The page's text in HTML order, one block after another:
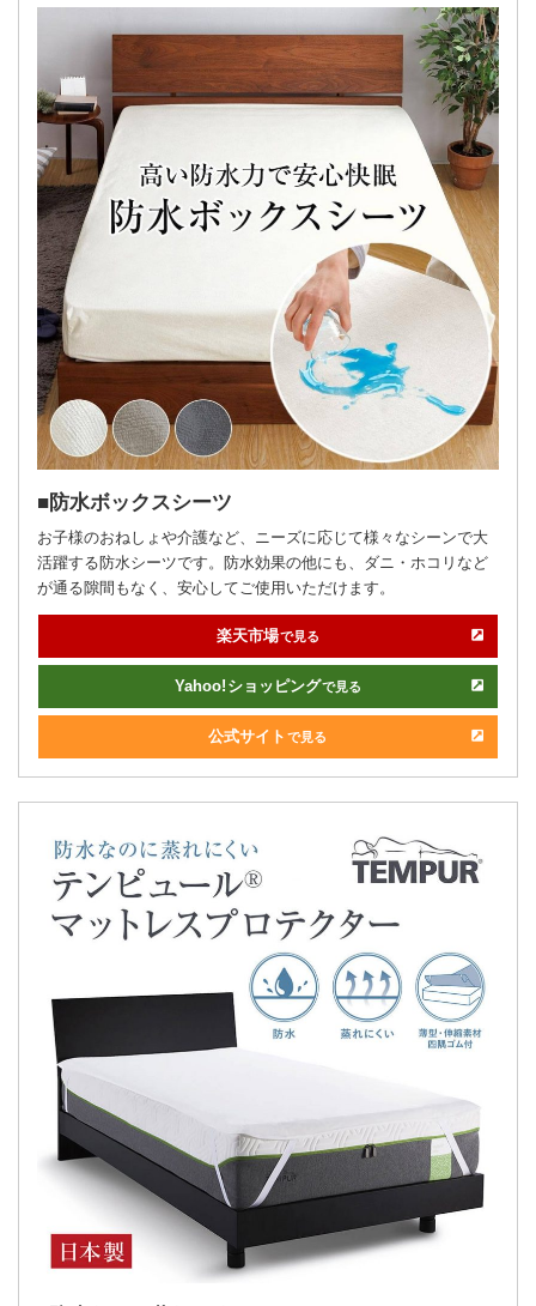
防水ボックスシーツ
お子様のおねしょや介護など、ニーズに応じて様々なシーンで大
活躍する防水シーツです。防水効果の他にも、ダニ・ホコリなど
が通る隙間もなく、安心してご使用いただけます。
楽天市場で見る
Yahoo! ショッピングで見る
公式サイト で見る